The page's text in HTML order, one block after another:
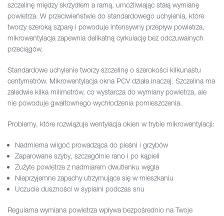
szczelinę między skrzydłem a ramą, umożliwiając stałą wymianę
powietrza. W przeciwieństwie do standardowego uchylenia, które
tworzy szeroką szparę i powoduje intensywny przepływ powietrza,
mikrowentylacja zapewnia delikatną cyrkulację bez odczuwalnych
przeciągów.
Standardowe uchylenie tworzy szczelinę o szerokości kilkunastu
centymetrów. Mikrowentylacja okna PCV działa inaczej. Szczelina ma
zaledwie kilka milimetrów, co wystarcza do wymiany powietrza, ale
nie powoduje gwałtownego wychłodzenia pomieszczenia.
Problemy, które rozwiązuje wentylacja okien w trybie mikrowentylacji:
Nadmierna wilgoć prowadząca do pleśni i grzybów
Zaparowane szyby, szczególnie rano i po kąpieli
Zużyte powietrze z nadmiarem dwutlenku węgla
Nieprzyjemne zapachy utrzymujące się w mieszkaniu
Uczucie duszności w sypialni podczas snu
Regularna wymiana powietrza wpływa bezpośrednio na Twoje